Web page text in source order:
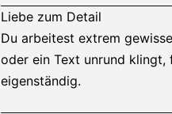
Liebe zum Detail
Du arbeitest extrem
oder ein Text unrund
eigenständig.